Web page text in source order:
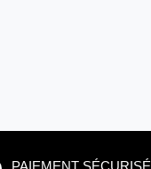
PAIEMENT SÉCURISÉ